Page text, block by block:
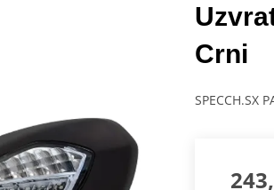
Crni
SPECCH.SX